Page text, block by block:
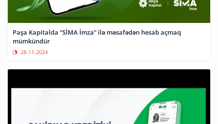
Paşa Kapitalda “SİMA İmza” ilə məsafədən hesab açmaq
mümkündür
28-11-2024